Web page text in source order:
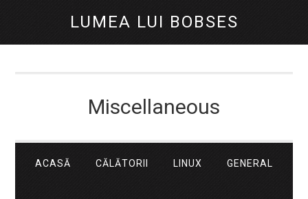
LUMEA LUI BOBSES
Miscellaneous
ACASĂ CĂLĂTORII LINUX GENERAL